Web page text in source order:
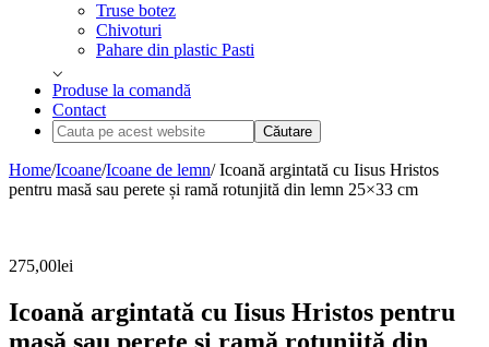
Truse botez
Chivoturi
Pahare din plastic Pasti
Produse la comandă
Contact
Cauta
pe
acest
website
Home/Icoane/Icoane de lemn/ Icoană argintată cu Iisus Hristos
pentru masă sau perete și ramă rotunjită din lemn 25×33 cm
275,00lei
Icoană argintată cu Iisus Hristos pentru